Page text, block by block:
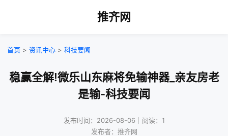
推齐网
首页 > 资讯中心 > 科技要闻
稳赢全解!微乐山东麻将免输神器_亲友房老
是输-科技要闻
发布时间：2026-08-06｜阅读：1
发布者：推齐网